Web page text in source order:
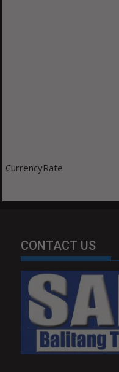
CurrencyRate
CONTACT US